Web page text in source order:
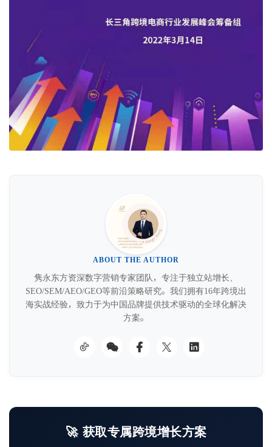
ABOUT THE AUTHOR
隽永东方资深数字营销专家团队，专注于独立站增长、
SEO/SEM/AEO/GEO等前沿策略研究。我们拥有16年跨境出
海实战经验，致力于为中国品牌提供技术驱动的全球化解决
方案。
🚀 获取专属跨境增长方案